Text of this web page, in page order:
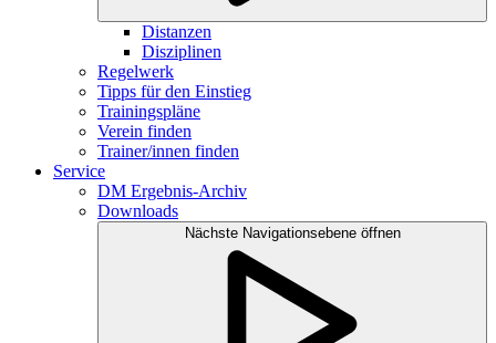
Distanzen
Disziplinen
Regelwerk
Tipps für den Einstieg
Trainingspläne
Verein finden
Trainer/innen finden
Service
DM Ergebnis-Archiv
Downloads
Nächste Navigationsebene öffnen